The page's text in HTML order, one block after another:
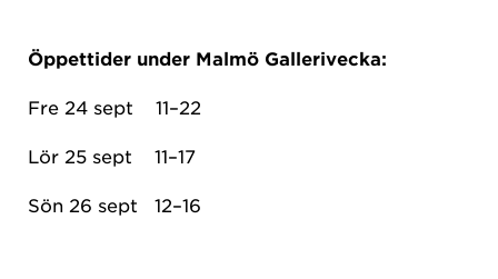
Öppettider under Malmö Gallerivecka:
Fre 24 sept 11–22
Lör 25 sept 11–17
Sön 26 sept 12–16